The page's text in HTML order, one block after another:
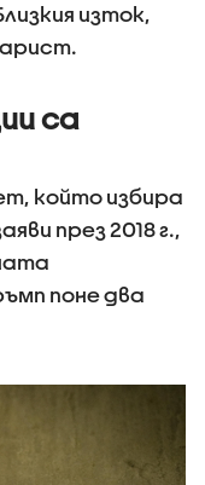
изток,
са
който избира
през 2018 г.,
поне два